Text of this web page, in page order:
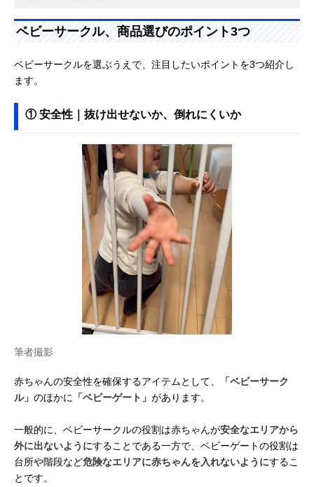
ベビーサークル、商品選びのポイント3つ
ベビーサークルを選ぶうえで、注目したいポイントを3つ紹介し
ます。
① 安全性｜抜け出せないか、倒れにくいか
筆者撮影
赤ちゃんの安全性を確保するアイテムとして、
「ベビーサーク
ル」 のほかに 「ベビーゲート」 があります。
一般的に、ベビーサークルの役割は赤ちゃんが安全なエリアから
外に出ないようにすることである一方で、ベビーゲートの役割は
台所や階段など危険なエリアに赤ちゃんを入れないようにするこ
とです。